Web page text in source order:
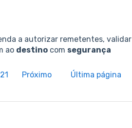
a autorizar remetentes, validar
ao destinocom segurança
21 Próximo Última página